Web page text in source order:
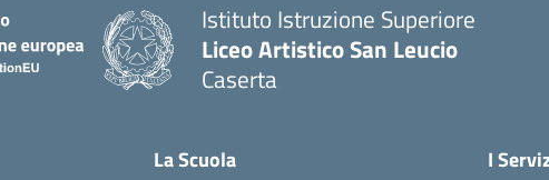
Istituto Istruzione Superiore
Liceo Artistico San Leucio
Caserta
La Scuola I